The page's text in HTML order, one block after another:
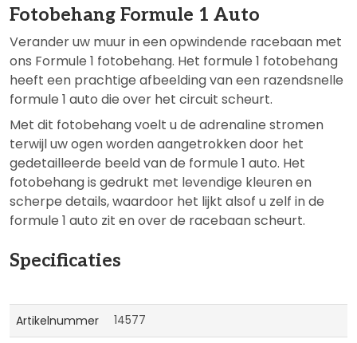
Fotobehang Formule 1 Auto
Verander uw muur in een opwindende racebaan met
ons Formule 1 fotobehang. Het formule 1 fotobehang
heeft een prachtige afbeelding van een razendsnelle
formule 1 auto die over het circuit scheurt.
Met dit fotobehang voelt u de adrenaline stromen
terwijl uw ogen worden aangetrokken door het
gedetailleerde beeld van de formule 1 auto. Het
fotobehang is gedrukt met levendige kleuren en
scherpe details, waardoor het lijkt alsof u zelf in de
formule 1 auto zit en over de racebaan scheurt.
Specificaties
Meer
informatie
Artikelnummer 14577